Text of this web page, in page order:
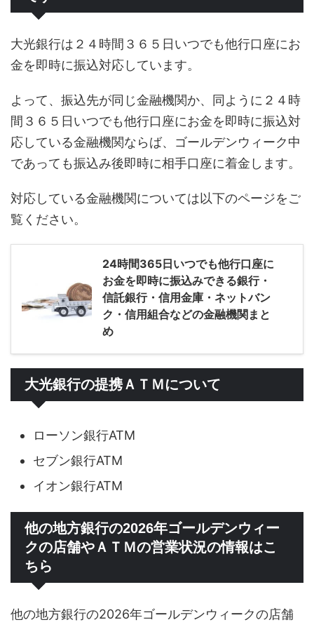
大光銀行は２４時間３６５日いつでも他行口座にお
金を即時に振込対応しています。
よって、振込先が同じ金融機関か、同ように２４時
間３６５日いつでも他行口座にお金を即時に振込対
応している金融機関ならば、ゴールデンウィーク中
であっても振込み後即時に相手口座に着金します。
対応している金融機関については以下のページをご
覧ください。
24時間365日いつでも他行口座に
お金を即時に振込みできる銀行・
信託銀行・信用金庫・ネットバン
ク・信用組合などの金融機関まと
め
大光銀行の提携ＡＴＭについて
ローソン銀行ATM
セブン銀行ATM
イオン銀行ATM
他の地方銀行の2026年ゴールデンウィー
クの店舗やＡＴＭの営業状況の情報はこ
ちら
他の地方銀行の2026年ゴールデンウィークの店舗